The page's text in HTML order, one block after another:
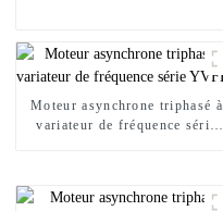
Moteur asynchrone triphasé à
variateur de fréquence série